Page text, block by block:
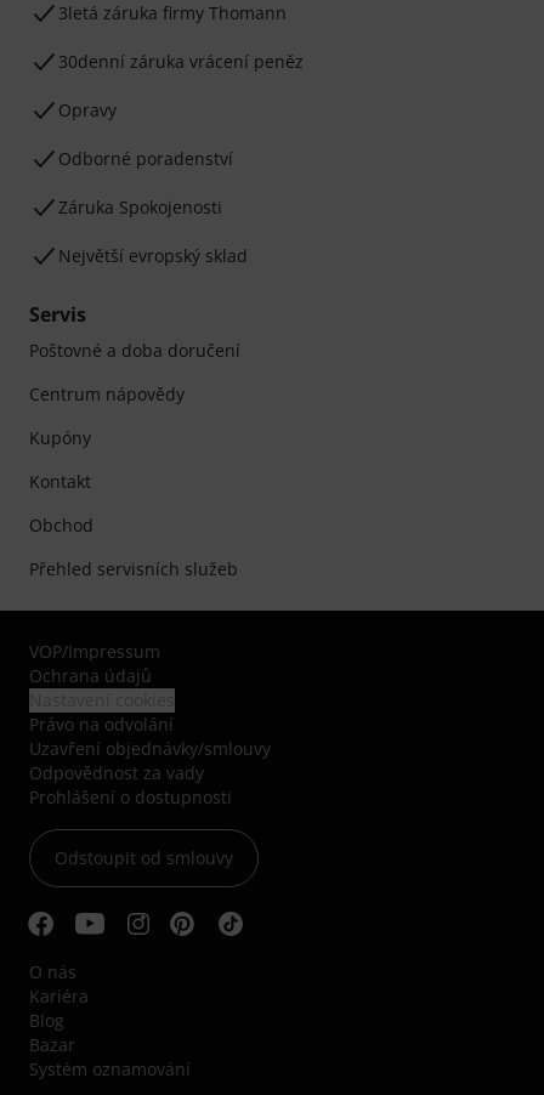
3letá záruka firmy Thomann
30denní záruka vrácení peněz
Opravy
Odborné poradenství
Záruka Spokojenosti
Největší evropský sklad
Servis
Poštovné a doba doručení
Centrum nápovědy
Kupóny
Kontakt
Obchod
Přehled servisních služeb
VOP/Impressum
Ochrana údajů
Právo na odvolání
Uzavření objednávky/smlouvy
Odpovědnost za vady
Prohlášení o dostupnosti
Odstoupit od smlouvy
O nás
Kariéra
Blog
Bazar
Systém oznamování